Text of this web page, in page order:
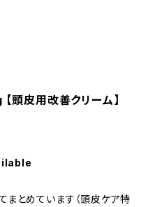
頭皮用改善クリーム】
まとめています（頭皮ケア特